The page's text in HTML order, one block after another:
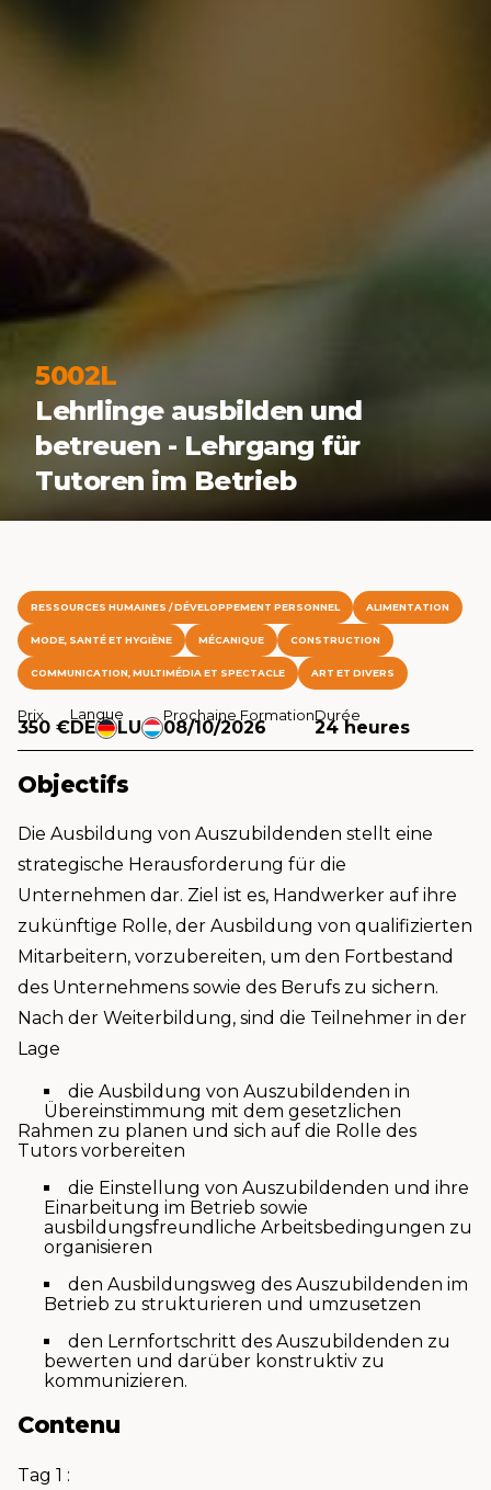
5002L
Lehrlinge ausbilden und
betreuen - Lehrgang für
Tutoren im Betrieb
RESSOURCES HUMAINES / DÉVELOPPEMENT PERSONNEL ALIMENTATION
MODE, SANTÉ ET HYGIÈNE MÉCANIQUE CONSTRUCTION
COMMUNICATION, MULTIMÉDIA ET SPECTACLE ART ET DIVERS
Prix
350 €
Langue
DE LU
Prochaine Formation
08/10/2026
Durée
24 heures
Objectifs
Die Ausbildung von Auszubildenden stellt eine
strategische Herausforderung für die
Unternehmen dar. Ziel ist es, Handwerker auf ihre
zukünftige Rolle, der Ausbildung von qualifizierten
Mitarbeitern, vorzubereiten, um den Fortbestand
des Unternehmens sowie des Berufs zu sichern.
Nach der Weiterbildung, sind die Teilnehmer in der
Lage
die Ausbildung von Auszubildenden in
Übereinstimmung mit dem gesetzlichen
Rahmen zu planen und sich auf die Rolle des
Tutors vorbereiten
die Einstellung von Auszubildenden und ihre
Einarbeitung im Betrieb sowie
ausbildungsfreundliche Arbeitsbedingungen zu
organisieren
den Ausbildungsweg des Auszubildenden im
Betrieb zu strukturieren und umzusetzen
den Lernfortschritt des Auszubildenden zu
bewerten und darüber konstruktiv zu
kommunizieren.
Contenu
Tag 1 :